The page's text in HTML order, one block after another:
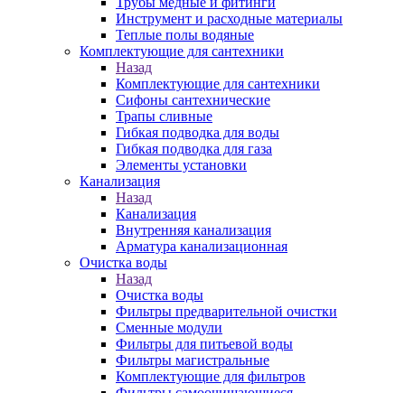
Инструмент и расходные материалы
Теплые полы водяные
Комплектующие для сантехники
Назад
Комплектующие для сантехники
Сифоны сантехнические
Трапы сливные
Гибкая подводка для воды
Гибкая подводка для газа
Элементы установки
Канализация
Назад
Канализация
Внутренняя канализация
Арматура канализационная
Очистка воды
Назад
Очистка воды
Фильтры предварительной очистки
Сменные модули
Фильтры для питьевой воды
Фильтры магистральные
Комплектующие для фильтров